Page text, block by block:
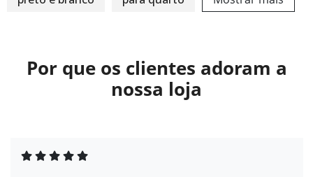
Por que os clientes adoram a
nossa loja